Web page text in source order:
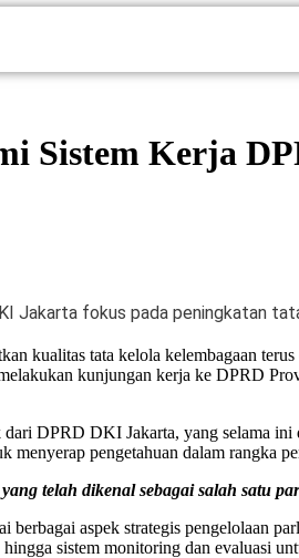
Sistem Kerja
Jakarta fokus pada peningkatan
kualitas tata kelola kelembagaan
kunjungan kerja ke DPRD
DPRD DKI Jakarta, yang selama
menyerap pengetahuan dalam
telah dikenal sebagai salah satu
aspek strategis pengelolaan
sistem monitoring dan evaluasi